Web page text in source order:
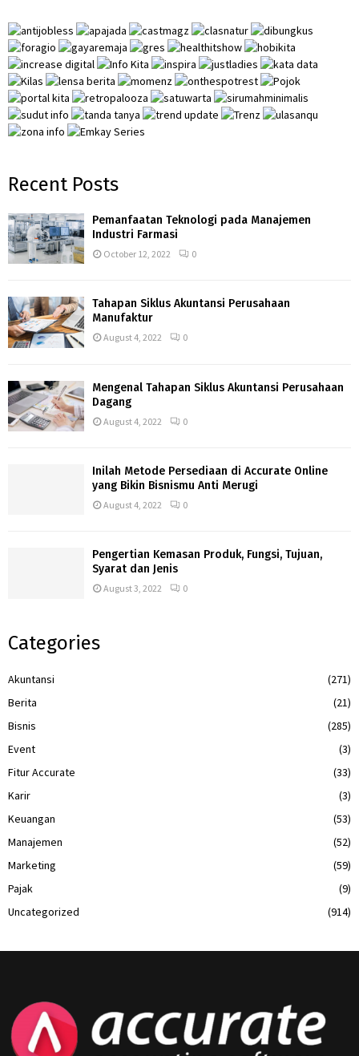
r
:
Recent Posts
Pemanfaatan Teknologi pada Manajemen
Industri Farmasi
October 12, 2022 0
Tahapan Siklus Akuntansi Perusahaan
Manufaktur
August 4, 2022 0
Mengenal Tahapan Siklus Akuntansi Perusahaan
Dagang
August 4, 2022 0
Inilah Metode Persediaan di Accurate Online
yang Bikin Bisnismu Anti Merugi
August 4, 2022 0
Pengertian Kemasan Produk, Fungsi, Tujuan,
Syarat dan Jenis
August 3, 2022 0
Categories
Akuntansi
(271)
Berita
(21)
Bisnis
(285)
Event
(3)
Fitur Accurate
(33)
Karir
(3)
Keuangan
(53)
Manajemen
(52)
Marketing
(59)
Pajak
(9)
Uncategorized
(914)